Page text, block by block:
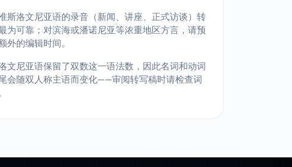
斯洛文尼亚语的录音（新闻、讲座、正式访谈）转
为可靠；对滨海或潘诺尼亚等浓重地区方言，请预
外的编辑时间。
文尼亚语保留了双数这一语法数，因此名词和动词
会随双人称主语而变化——审阅转写稿时请检查词